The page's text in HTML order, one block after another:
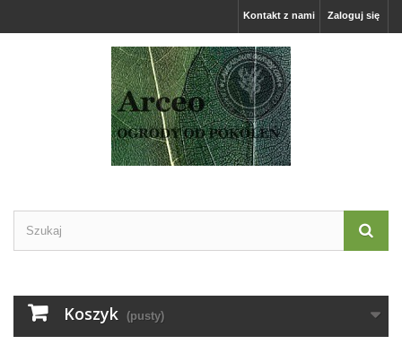
Zaloguj się
Kontakt z nami
Koszyk (pusty)